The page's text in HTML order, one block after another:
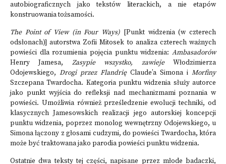
autobiograficznych jako tekstów literackich, a nie etapów
konstruowania tożsamości.
The Point of View (in Four Ways) [Punkt widzenia (w czterech
odsłonach)] autorstwa Zofii Mitosek to analiza czterech ważnych
powieści dla rozumienia pojęcia punktu widzenia: Ambasadorów
Henry Jamesa, Zasypie wszystko, zawiejeWłodzimierza
Odojewskiego, Drogi przez FlandrięClaude’a Simona i Morfiny
Szczepana Twardocha. Kategoria punktu widzenia służy autorce
jako punkt wyjścia do refleksji nad mechanizmami poznania w
powieści. Umożliwia również prześledzenie ewolucji techniki, od
klasycznych Jamesowskich realizacji jego autorskiej koncepcji
punktu widzenia, poprzez monolog wewnętrzny Odojewskiego, u
Simona łączony z głosami cudzymi, do powieści Twardocha, która
może być traktowana jako parodia powieści punktu widzenia.
Ostatnie dwa teksty tej części, napisane przez młode badaczki,